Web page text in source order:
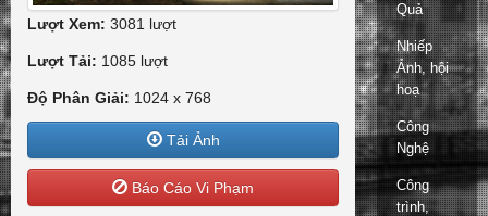
Lượt Xem: 3081 lượt
Lượt Tải: 1085 lượt
Độ Phân Giải: 1024 x 768
Tải Ảnh
Báo Cáo Vi Phạm
Quả
Nhiếp
Ảnh, hội
hoạ
Công
Nghệ
Công
trình,